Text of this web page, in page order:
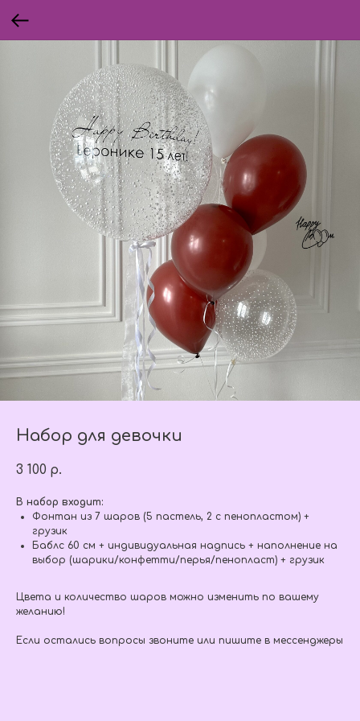
Набор для девочки
3 100 р.
В набор входит:
Фонтан из 7 шаров (5 пастель, 2 с пенопластом) +
грузик
Баблс 60 см + индивидуальная надпись + наполнение на
выбор (шарики/конфетти/перья/пенопласт) + грузик
Цвета и количество шаров можно изменить по вашему
желанию!
Если остались вопросы звоните или пишите в мессенджеры